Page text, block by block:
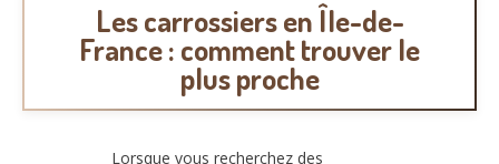
Les carrossiers en Île-de-
France : comment trouver le
plus proche
Lorsque vous recherchez des